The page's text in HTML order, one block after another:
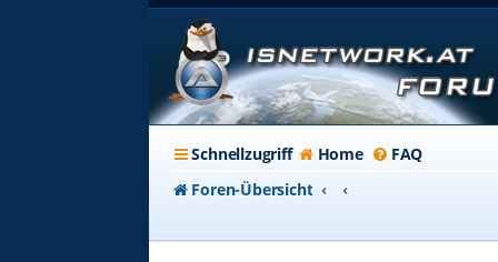
Schnellzugriff Home
FAQ
Foren-Übersicht